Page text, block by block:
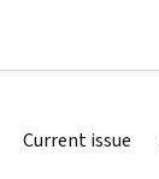
Current issue